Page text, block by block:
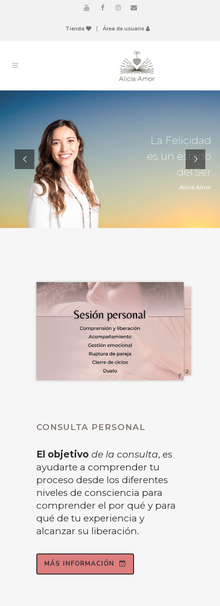
Tienda Área de usuario
La Felicidad
es un estado
del Ser
Alicia Amor
CONSULTA PERSONAL
El objetivo de la consulta, es
ayudarte a comprender tu
proceso desde los diferentes
niveles de consciencia para
comprender el por qué y para
qué de tu experiencia y
alcanzar su liberación.
MÁS INFORMACIÓN